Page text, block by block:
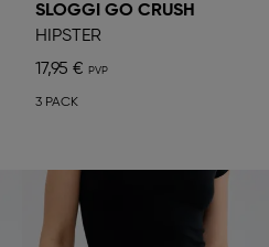
SLOGGI GO CRUSH
HIPSTER
17,95 €
3 PACK